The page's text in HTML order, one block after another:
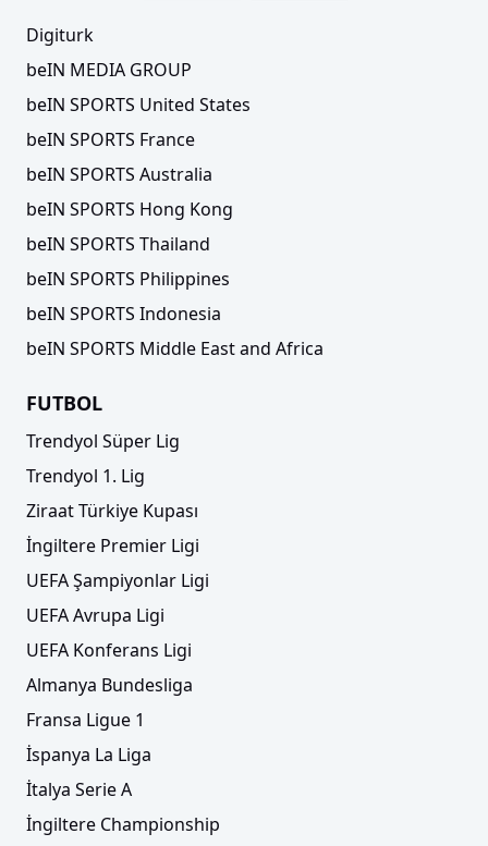
Digiturk
beIN MEDIA GROUP
beIN SPORTS United States
beIN SPORTS France
beIN SPORTS Australia
beIN SPORTS Hong Kong
beIN SPORTS Thailand
beIN SPORTS Philippines
beIN SPORTS Indonesia
beIN SPORTS Middle East and Africa
FUTBOL
Trendyol Süper Lig
Trendyol 1. Lig
Ziraat Türkiye Kupası
İngiltere Premier Ligi
UEFA Şampiyonlar Ligi
UEFA Avrupa Ligi
UEFA Konferans Ligi
Almanya Bundesliga
Fransa Ligue 1
İspanya La Liga
İtalya Serie A
İngiltere Championship